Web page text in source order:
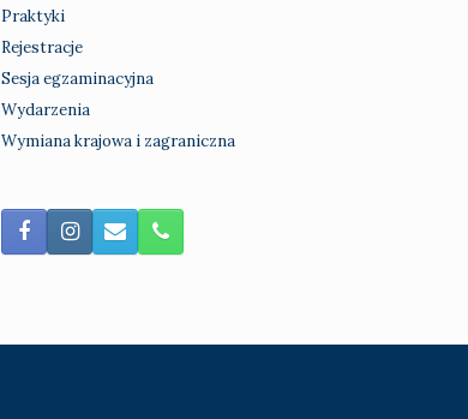
Praktyki
Rejestracje
Sesja egzaminacyjna
Wydarzenia
Wymiana krajowa i zagraniczna